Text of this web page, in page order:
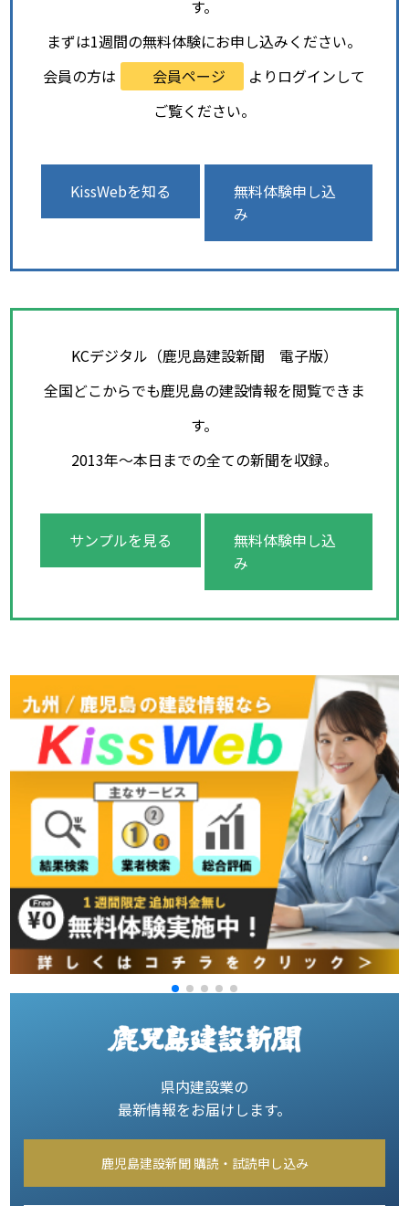
す。
まずは1週間の無料体験にお申し込みください。
会員の方は
会員ページ
よりログインして
ご覧ください。
KissWebを知る
無料体験申し込
み
KCデジタル（鹿児島建設新聞 電子版）
全国どこからでも鹿児島の建設情報を閲覧できま
す。
2013年～本日までの全ての新聞を収録。
サンプルを見る
無料体験申し込
み
県内建設業の
最新情報をお届けします。
鹿児島建設新聞 購読・試読申し込み